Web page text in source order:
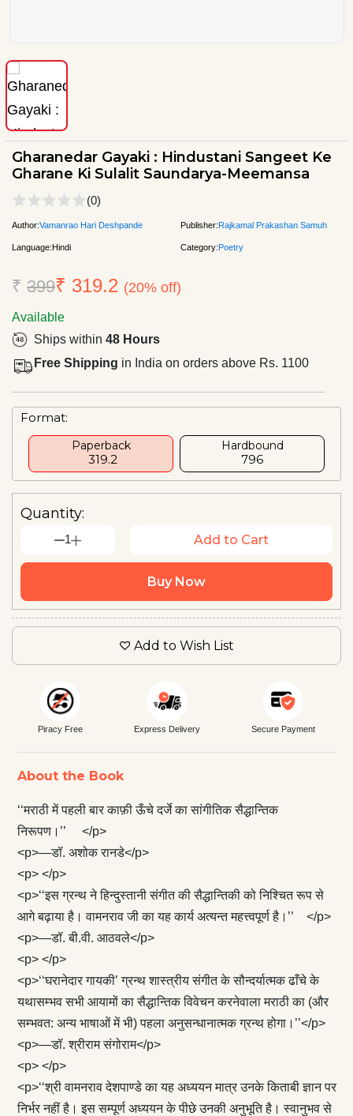
Gharanedar Gayaki : Hindustani Sangeet Ke
Gharane Ki Sulalit Saundarya-Meemansa
(0)
Author:Vamanrao Hari Deshpande Publisher:Rajkamal Prakashan Samuh
Language:Hindi Category:Poetry
₹ 399₹ 319.2 (20% off)
Available
Ships within 48 Hours
Free Shipping in India on orders above Rs. 1100
Format:
Paperback
₹ 319.2
Hardbound
₹796
Quantity:
1 Add to Cart
Buy Now
Add to Wish List
Piracy Free Express Delivery Secure Payment
About the Book
‘‘मराठी में पहली बार काफ़ी ऊँचे दर्जे का सांगीतिक सैद्धान्तिक
निरूपण।’’ </p>
<p>—डॉ. अशोक रानडे</p>
<p> </p>
<p>‘‘इस ग्रन्थ ने हिन्दुस्तानी संगीत की सैद्धान्तिकी को निश्चित रूप से
आगे बढ़ाया है। वामनराव जी का यह कार्य अत्यन्त महत्त्वपूर्ण है।’’ </p>
<p>—डॉ. बी.वी. आठवले</p>
<p> </p>
<p>‘‘घरानेदार गायकी’ ग्रन्थ शास्त्रीय संगीत के सौन्दर्यात्मक ढाँचे के
यथासम्भव सभी आयामों का सैद्धान्तिक विवेचन करनेवाला मराठी का (और
सम्भवत: अन्य भाषाओं में भी) पहला अनुसन्धानात्मक ग्रन्थ होगा।’’</p>
<p>—डॉ. श्रीराम संगोराम</p>
<p> </p>
<p>‘‘श्री वामनराव देशपाण्डे का यह अध्ययन मात्र उनके किताबी ज्ञान पर
निर्भर नहीं है। इस सम्पूर्ण अध्ययन के पीछे उनकी अनुभूति है। स्वानुभव से